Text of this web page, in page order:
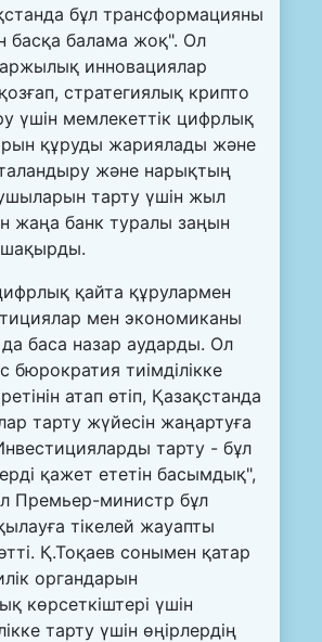
бұл трансформацияны
басқа балама жоқ". Ол
инновациялар
стратегиялық крипто
үшін мемлекеттік цифрлық
құруды жариялады және
және нарықтың
тарту үшін жыл
жаңа банк туралы заңын
шақырды.
қайта құрулармен
мен экономиканы
баса назар аударды. Ол
бюрократия тиімділікке
атап өтіп, Қазақстанда
тарту жүйесін жаңартуға
тарту - бұл
қажет ететін басымдық",
Премьер-министр бұл
тікелей жауапты
Қ.Тоқаев сонымен қатар
органдарын
көрсеткіштері үшін
тарту үшін өңірлердің